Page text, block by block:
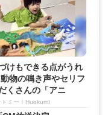
けもできる点がうれ
物の鳴き声やセリフ
くさんの「アニ
トミー｜Hugkum)